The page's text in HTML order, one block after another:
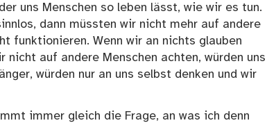
uns Menschen so leben lässt, wie wir es tun.
dann müssten wir nicht mehr auf andere
funktionieren. Wenn wir an nichts glauben
nicht auf andere Menschen achten, würden uns
würden nur an uns selbst denken und wir
immer gleich die Frage, an was ich denn